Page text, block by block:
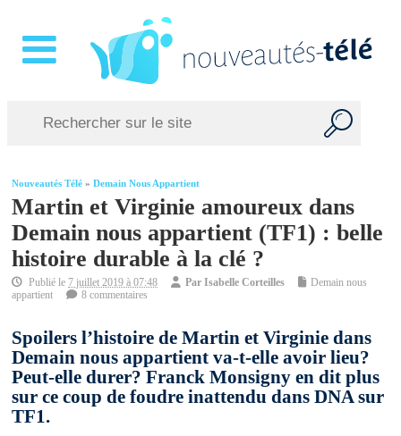
Nouveautés Télé »Demain Nous Appartient
Martin et Virginie amoureux dans
Demain nous appartient (TF1) : belle
histoire durable à la clé ?
Publié le 7 juillet 2019 à 07:48 ParIsabelle Corteilles
Demain nous
appartient
8 commentaires
Spoilers l’histoire de Martin et Virginie dans
Demain nous appartient va-t-elle avoir lieu?
Peut-elle durer? Franck Monsigny en dit plus
sur ce coup de foudre inattendu dans DNA sur
TF1.